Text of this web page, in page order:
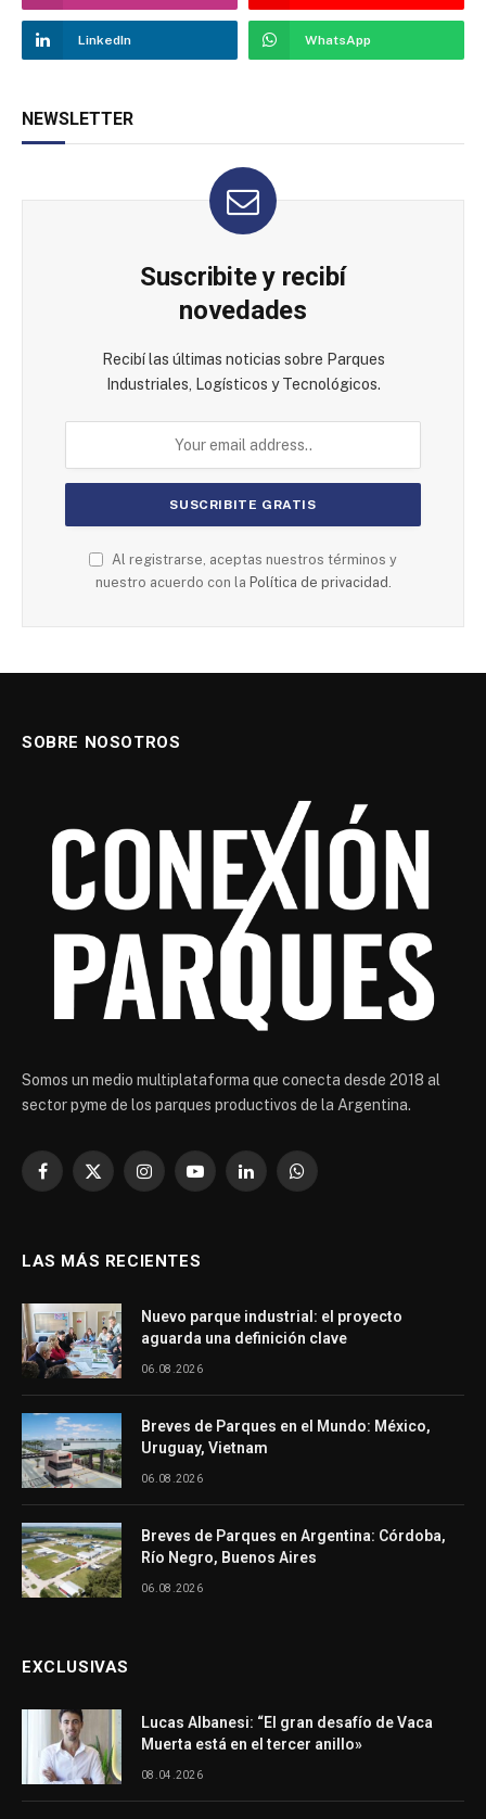
LinkedIn WhatsApp
NEWSLETTER
Suscribite y recibí
novedades
Recibí las últimas noticias sobre Parques
Industriales, Logísticos y Tecnológicos.
Al registrarse, aceptas nuestros términos y
nuestro acuerdo con la Política de privacidad.
SOBRE NOSOTROS
Somos un medio multiplataforma que conecta desde 2018 al
sector pyme de los parques productivos de la Argentina.
Facebook
X
InstagramYouTubeLinkedInWhatsApp
LAS MÁS RECIENTES
Nuevo parque industrial: el proyecto
aguarda una definición clave
06.08.2026
Breves de Parques en el Mundo: México,
Uruguay, Vietnam
06.08.2026
Breves de Parques en Argentina: Córdoba,
Río Negro, Buenos Aires
06.08.2026
EXCLUSIVAS
Lucas Albanesi: “El gran desafío de Vaca
Muerta está en el tercer anillo»
08.04.2026